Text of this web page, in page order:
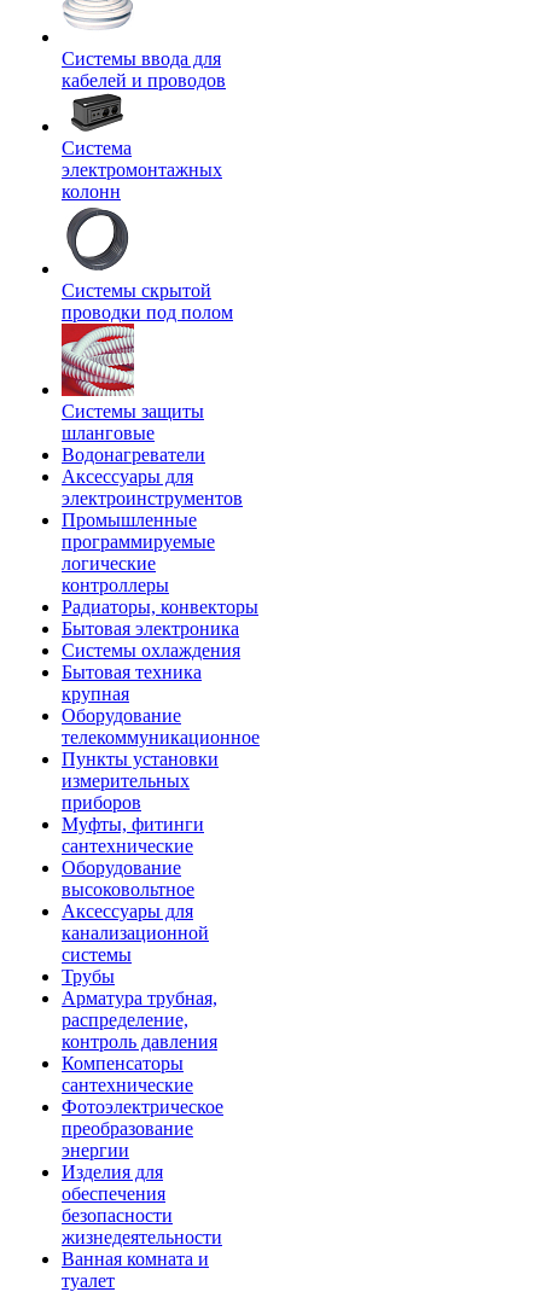
Системы ввода для
кабелей и проводов
Система
электромонтажных
колонн
Системы скрытой
проводки под полом
Системы защиты
шланговые
Водонагреватели
Аксессуары для
электроинструментов
Промышленные
программируемые
логические
контроллеры
Радиаторы, конвекторы
Бытовая электроника
Системы охлаждения
Бытовая техника
крупная
Оборудование
телекоммуникационное
Пункты установки
измерительных
приборов
Муфты, фитинги
сантехнические
Оборудование
высоковольтное
Аксессуары для
канализационной
системы
Трубы
Арматура трубная,
распределение,
контроль давления
Компенсаторы
сантехнические
Фотоэлектрическое
преобразование
энергии
Изделия для
обеспечения
безопасности
жизнедеятельности
Ванная комната и
туалет